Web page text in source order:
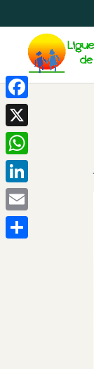
Facebook
X
WhatsApp
LinkedIn
Email